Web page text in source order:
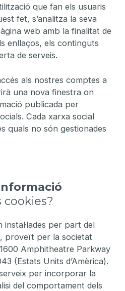
que fan els usuaris
fet, s’analitza la seva
web amb la finalitat de
enllaços, els continguts
de serveis.
als nostres comptes a
una nova finestra on
publicada per
Cada xarxa social
quals no són gestionades
cookies?
instal·lades per part del
proveït per la societat
Amphitheatre Parkway
(Estats Units d’Amèrica).
per incorporar la
del comportament dels